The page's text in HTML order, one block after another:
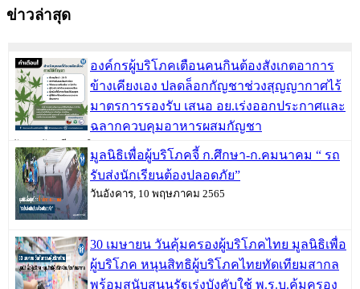
ข่าวล่าสุด
องค์กรผู้บริโภคเตือนคนกินต้องสังเกตอาการ
ข้างเคียงเอง ปลดล็อกกัญชาช่วงสุญญากาศไร้
มาตรการรองรับ เสนอ อย.เร่งออกประกาศและ
ฉลากควบคุมอาหารผสมกัญชา
วันพฤหัสบดี, 09 มิถุนายน 2565
มูลนิธิเพื่อผู้บริโภคจี้ ก.ศึกษา-ก.คมนาคม “ รถ
รับส่งนักเรียนต้องปลอดภัย”
วันอังคาร, 10 พฤษภาคม 2565
30 เมษายน วันคุ้มครองผู้บริโภคไทย มูลนิธิเพื่อ
ผู้บริโภค หนุนสิทธิผู้บริโภคไทยทัดเทียมสากล
พร้อมสนับสนุนรัฐเร่งบังคับใช้ พ.ร.บ.คุ้มครอง